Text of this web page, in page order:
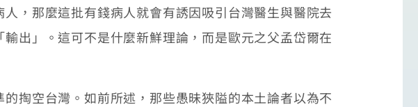
，那麼這批有錢病人就會有誘因吸引台灣醫生與醫院去
出」。這可不是什麼新鮮理論，而是歐元之父孟岱爾在
空台灣。如前所述，那些愚昧狹隘的本土論者以為不